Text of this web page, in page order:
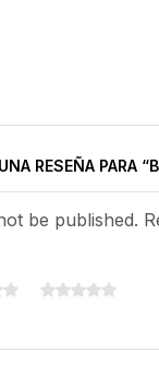
RESEÑA PARA
be published.